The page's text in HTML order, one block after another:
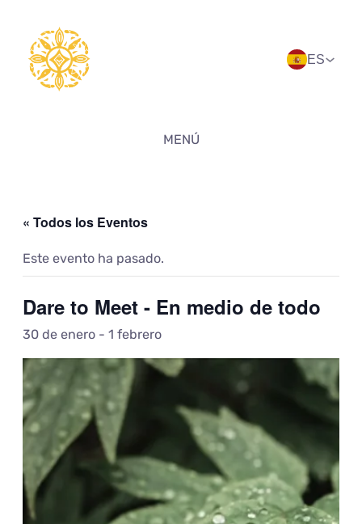
ES
MENÚ
« Todos los Eventos
Este evento ha pasado.
Dare to Meet - En medio de todo
30 de enero - 1 febrero